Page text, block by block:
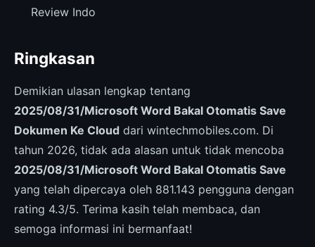
Review Indo
Ringkasan
Demikian ulasan lengkap tentang
2025/08/31/Microsoft Word Bakal Otomatis Save
Dokumen Ke Cloud dari wintechmobiles.com. Di
tahun 2026, tidak ada alasan untuk tidak mencoba
2025/08/31/Microsoft Word Bakal Otomatis Save
yang telah dipercaya oleh 881.143 pengguna dengan
rating 4.3/5. Terima kasih telah membaca, dan
semoga informasi ini bermanfaat!